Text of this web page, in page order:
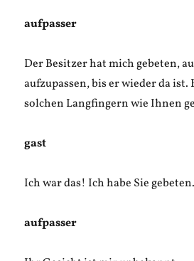
aufpasser
Der Besitzer hat mich gebeten,
aufzupassen, bis er wieder da
solchen Langfingern wie Ihnen
gast
Ich war das! Ich habe Sie gebeten.
aufpasser